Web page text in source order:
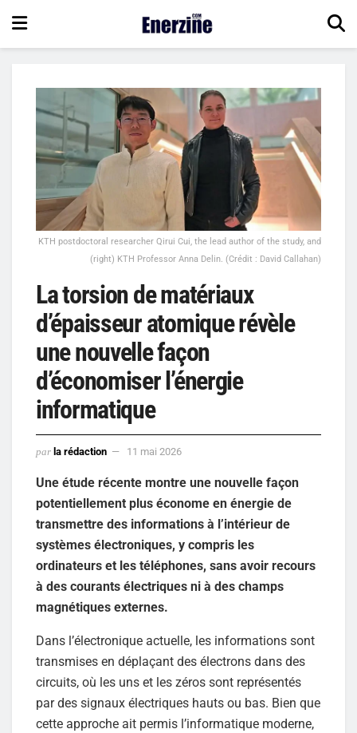
KTH postdoctoral researcher Qirui Cui, the lead author of the study, and
(right) KTH Professor Anna Delin. (Crédit : David Callahan)
La torsion de matériaux
d’épaisseur atomique révèle
une nouvelle façon
d’économiser l’énergie
informatique
par la rédaction 11 mai 2026
Une étude récente montre une nouvelle façon
potentiellement plus économe en énergie de
transmettre des informations à l’intérieur de
systèmes électroniques, y compris les
ordinateurs et les téléphones, sans avoir recours
à des courants électriques ni à des champs
magnétiques externes.
Dans l’électronique actuelle, les informations sont
transmises en déplaçant des électrons dans des
circuits, où les uns et les zéros sont représentés
par des signaux électriques hauts ou bas. Bien que
cette approche ait permis l’informatique moderne,